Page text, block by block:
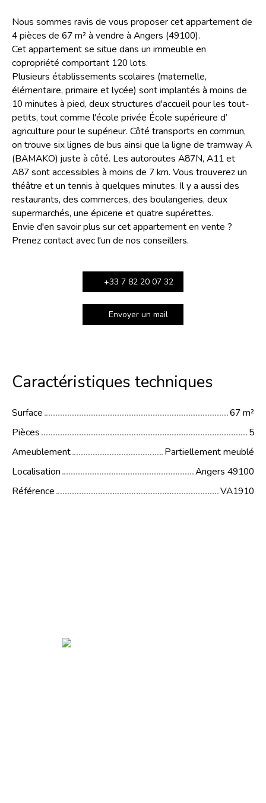
Nous sommes ravis de vous proposer cet appartement de
4 pièces de 67 m² à vendre à Angers (49100).
Cet appartement se situe dans un immeuble en
copropriété comportant 120 lots.
Plusieurs établissements scolaires (maternelle,
élémentaire, primaire et lycée) sont implantés à moins de
10 minutes à pied, deux structures d'accueil pour les tout-
petits, tout comme l'école privée École supérieure d’
agriculture pour le supérieur. Côté transports en commun,
on trouve six lignes de bus ainsi que la ligne de tramway A
(BAMAKO) juste à côté. Les autoroutes A87N, A11 et
A87 sont accessibles à moins de 7 km. Vous trouverez un
théâtre et un tennis à quelques minutes. Il y a aussi des
restaurants, des commerces, des boulangeries, deux
supermarchés, une épicerie et quatre supérettes.
Envie d'en savoir plus sur cet appartement en vente ?
Prenez contact avec l'un de nos conseillers.
+33 7 82 20 07 32
Envoyer un mail
Caractéristiques techniques
Surface 67m²
Pièces
5
Ameublement
Partiellement meublé
Localisation
Angers 49100
Référence
VA1910